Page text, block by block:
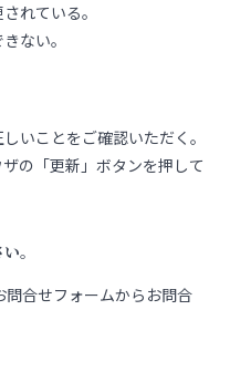
れている。
ない。
いことをご確認いただく。
の「更新」ボタンを押して
。
合せフォームからお問合